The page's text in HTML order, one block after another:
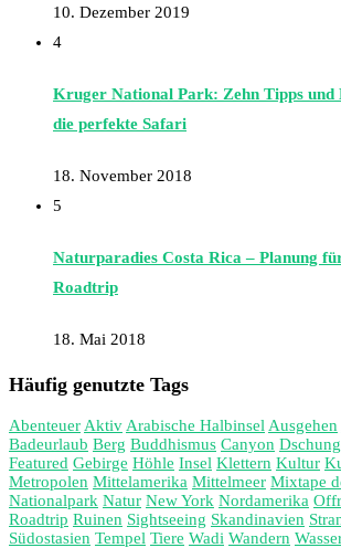
10. Dezember 2019
4
Kruger National Park: Zehn Tipps und
die perfekte Safari
18. November 2018
5
Naturparadies Costa Rica – Planung
Roadtrip
18. Mai 2018
Häufig genutzte Tags
Abenteuer Aktiv Arabische Halbinsel Ausgehen
Badeurlaub Berg Buddhismus Canyon
Featured Gebirge Höhle Insel Klettern Kultur
Metropolen Mittelamerika Mittelmeer Mixtape
Nationalpark Natur New York Nordamerika
Roadtrip Ruinen Sightseeing Skandinavien
Südostasien Tempel Tiere Wadi Wandern